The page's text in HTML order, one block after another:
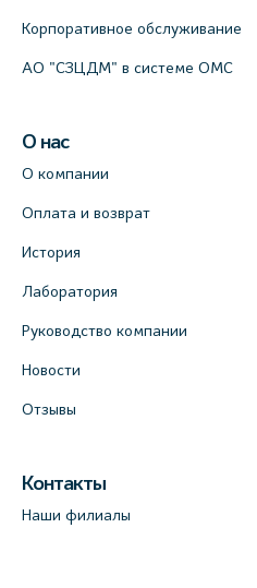
Корпоративное обслуживание
АО "СЗЦДМ" в системе ОМС
О нас
О компании
Оплата и возврат
История
Лаборатория
Руководство компании
Новости
Отзывы
Контакты
Наши филиалы